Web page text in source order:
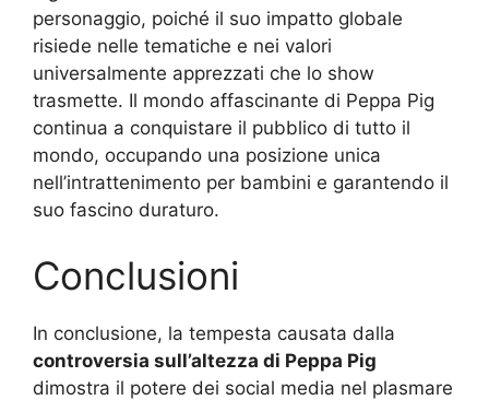
personaggio, poiché il suo impatto globale
risiede nelle tematiche e nei valori
universalmente apprezzati che lo show
trasmette. Il mondo affascinante di Peppa Pig
continua a conquistare il pubblico di tutto il
mondo, occupando una posizione unica
nell’intrattenimento per bambini e garantendo il
suo fascino duraturo.
Conclusioni
In conclusione, la tempesta causata dalla
controversia sull’altezza di Peppa Pig
dimostra il potere dei social media nel plasmare